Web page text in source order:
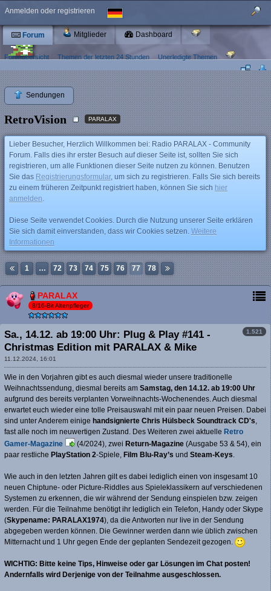
Anmelden oder registrieren
Forum Mitglieder Dashboard
Forenübersicht Themen der letzten 24 Stunden Unerledigte Themen
Sendungen
RetroVision PARALAX
Lieber Besucher, Herzlich Willkommen bei: Radio PARALAX - Community
Forum. Falls dies ihr erster Besuch auf dieser Seite ist, sollten Sie sich
registrieren, um alle Funktionen dieser Seite nutzen zu können. Benutzen
Sie das Registrierungsformular, um sich zu registrieren. Falls Sie sich bereits
zu einem früheren Zeitpunkt registriert haben, können Sie sich hier
anmelden.
Diese Seite verwendet Cookies. Durch die Nutzung unserer Seite erklären
Sie sich damit einverstanden, dass wir Cookies setzen. Weitere
Informationen
1 … 72 73 74 75 76 77 78
PARALAX
8/16-Bit Altenpfleger
1.521
Sa., 14.12. ab 19:00 Uhr: Plug & Play #141 -
Christmas Edition mit PARALAX & Mike
11.12.2024, 16:01
Wie in den Vorjahren gibt es auch diesmal wieder unsere traditionelle
Weihnachtssendung, diesmal bereits am Samstag, den 14.12. ab 19:00 Uhr
aufgrund des bereits verplanten Vorweihnachts-Wochenendes. Auch diesmal
erwartet euch wieder eine tolle Preisauswahl mit ein paar neuen Preisen. Dabei
sind unter Anderem einige handsignierte Chris Hülsbeck Soundtrack CD's
fast alle noch im neuwertigen Zustand. Des Weiteren zwei aktuelle Retro
Gamer-Magazine
(4/2024), zwei Return-Magazine (Ausgabe 53 & 54), ein
paar restliche PlayStation 2-Spiele, Film Blu-Ray’s und Steam-Keys
Wie auch in den letzten Jahren gilt es dabei lediglich einen von insgesamt 10
neuen Chiptune- oder Picture-Riddles aus Spieleklassikern auf verschiedenen
Systemen zu erkennen, die wir während der Sendung einspielen bzw. zeigen
werden. Für die Teilnahme benötigt ihr lediglich ein Telefon, Handy oder Skype
(Skypename: PARALAX1974), da die Antworten nur live in der Sendung
abgegeben werden können. Die Gewinner werden dann wie üblich zwischen
Mitternacht und 1 Uhr gegen Ende der geplanten Sendezeit gezogen.
WICHTIG: Bitte keine Tips, Hinweise oder gar Lösungen im Chat posten!
Andernfalls wird Derjenige von der Teilnahme ausgeschlossen.